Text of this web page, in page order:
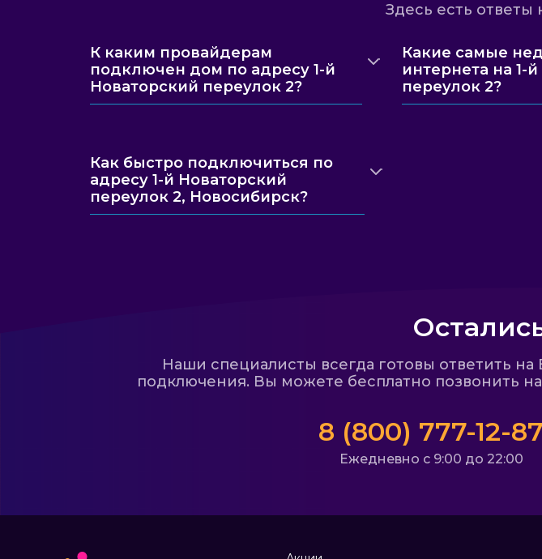
Здесь есть
К каким провайдерам
подключен дом по адресу 1-й
Новаторский переулок 2?
Какие самые
интернета на 1-
переулок 2?
Как быстро подключиться по
адресу 1-й Новаторский
переулок 2, Новосибирск?
Наши специалисты всегда готовы ответить
подключения. Вы можете бесплатно позвонить
8 (800) 777-12-87
Ежедневно с 9:00 до 22:00